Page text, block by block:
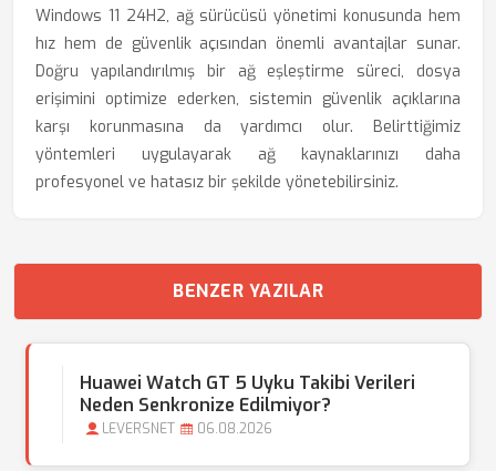
Windows 11 24H2, ağ sürücüsü yönetimi konusunda hem
hız hem de güvenlik açısından önemli avantajlar sunar.
Doğru yapılandırılmış bir ağ eşleştirme süreci, dosya
erişimini optimize ederken, sistemin güvenlik açıklarına
karşı korunmasına da yardımcı olur. Belirttiğimiz
yöntemleri uygulayarak ağ kaynaklarınızı daha
profesyonel ve hatasız bir şekilde yönetebilirsiniz.
BENZER YAZILAR
Huawei Watch GT 5 Uyku Takibi Verileri
Neden Senkronize Edilmiyor?
LEVERSNET 06.08.2026